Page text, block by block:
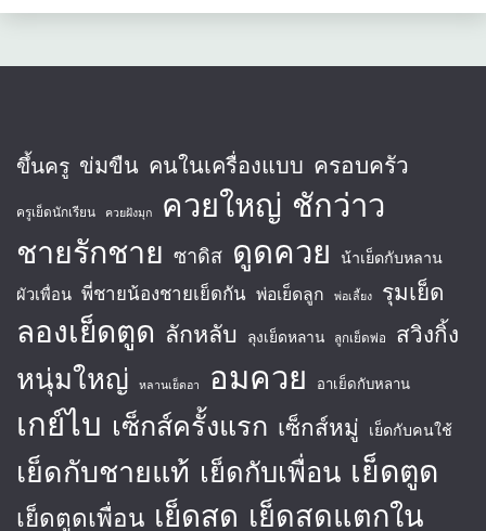
ขึ้นครู ข่มขืน คนในเครื่องแบบ ครอบครัว
ครูเย็ดนักเรียน ควยฝังมุก ควยใหญ่ ชักว่าว
ชายรักชาย ซาดิส ดูดควย น้าเย็ดกับหลาน
ผัวเพื่อน พี่ชายน้องชายเย็ดกัน พ่อเย็ดลูก พ่อเลี้ยง รุมเย็ด
ลองเย็ดตูด ลักหลับ ลุงเย็ดหลาน ลูกเย็ดพ่อ สวิงกิ้ง
หนุ่มใหญ่ หลานเย็ดอา อมควย อาเย็ดกับหลาน
เกย์ไบ เซ็กส์ครั้งแรก เซ็กส์หมู่ เย็ดกับคนใช้
เย็ดกับชายแท้ เย็ดกับเพื่อน เย็ดตูด
เย็ดตูดเพื่อน เย็ดสด เย็ดสดแตกใน